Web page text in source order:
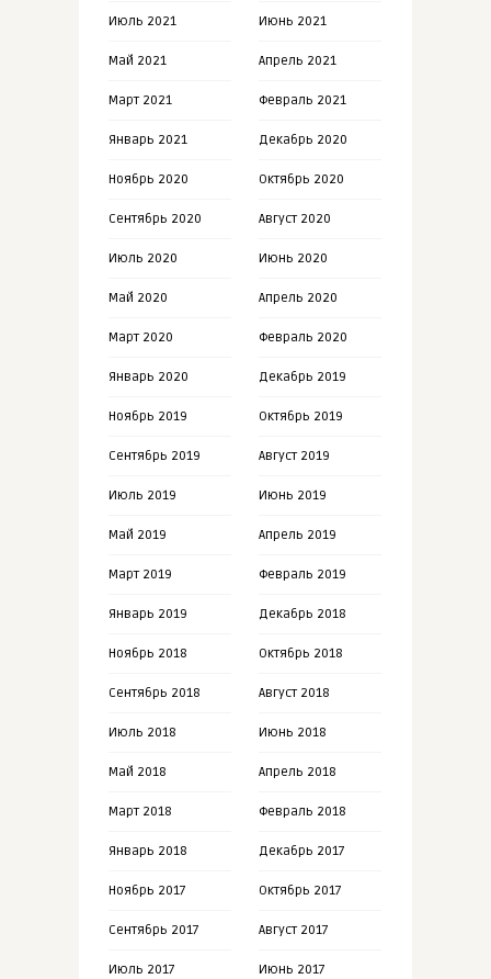
Июль 2021 Июнь 2021
Май 2021 Апрель 2021
Март 2021 Февраль 2021
Январь 2021 Декабрь 2020
Ноябрь 2020 Октябрь 2020
Сентябрь 2020 Август 2020
Июль 2020 Июнь 2020
Май 2020 Апрель 2020
Март 2020 Февраль 2020
Январь 2020 Декабрь 2019
Ноябрь 2019 Октябрь 2019
Сентябрь 2019 Август 2019
Июль 2019 Июнь 2019
Май 2019 Апрель 2019
Март 2019 Февраль 2019
Январь 2019 Декабрь 2018
Ноябрь 2018 Октябрь 2018
Сентябрь 2018 Август 2018
Июль 2018 Июнь 2018
Май 2018 Апрель 2018
Март 2018 Февраль 2018
Январь 2018 Декабрь 2017
Ноябрь 2017 Октябрь 2017
Сентябрь 2017 Август 2017
Июль 2017 Июнь 2017